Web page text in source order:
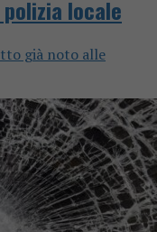
locale
già noto alle